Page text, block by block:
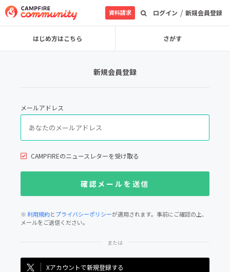
ログイン / 新規会員登録
資料請求
はじめ方はこちら さがす
新規会員登録
メールアドレス
CAMPFIREのニュースレターを受け取る
※利用規約とプライバシーポリシーが適用されます。事前にご確認の上、
メールをご送信ください。
Xアカウントで新規登録する